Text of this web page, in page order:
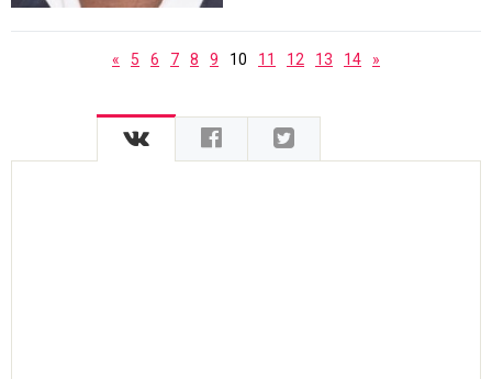
« 5 6 7 8 9 10 11 12 13 14 »